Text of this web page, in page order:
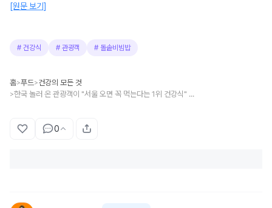
[원문 보기]
# 건강식 # 관광객 #돌솥비빔밥
홈>푸드>건강의 모든 것
> 한국 놀러 온 관광객이 "서울 오면 꼭 먹는다는 1위 건강식" 아무도 몰랐습니다.
0